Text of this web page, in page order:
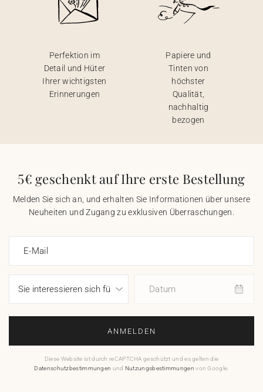
Perfektion im
Detail und Hüter
Ihrer wichtigsten
Erinnerungen
Papiere und
Tinten von
höchster
Qualität,
nachhaltig
bezogen
5€ geschenkt auf Ihre erste Bestellung
Melden Sie sich an, und erhalten Sie Informationen über unsere
Neuheiten und Zugang zu exklusiven Überraschungen.
E-Mail
Datum
ANMELDEN
Diese Website ist durch reCAPTCHA geschützt und es gelten die
Datenschutzbestimmungen und Nutzungsbestimmungen von Google.